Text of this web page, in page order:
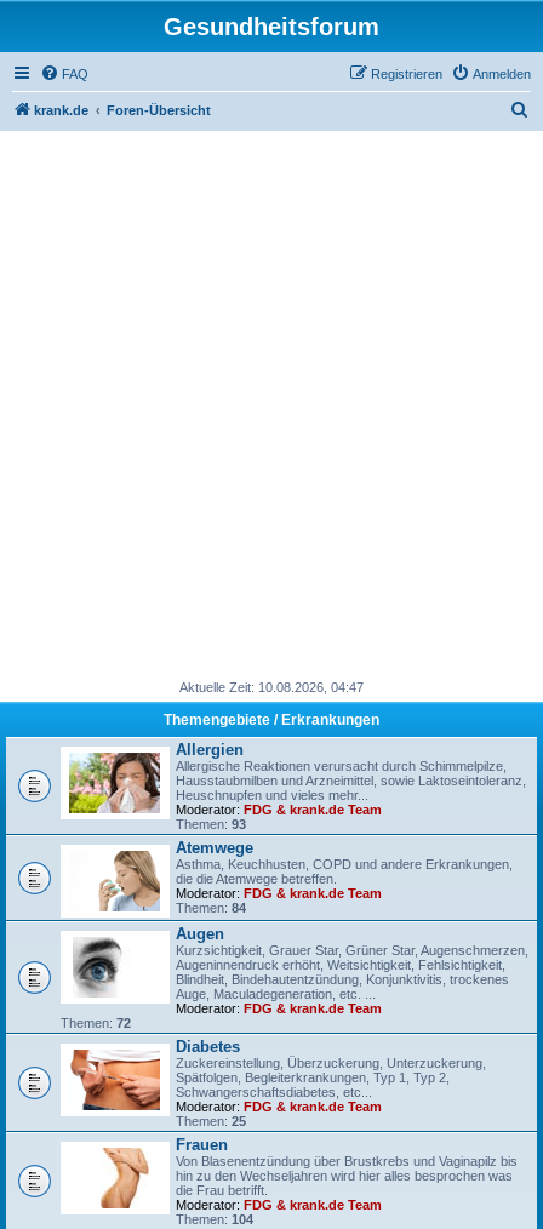
Gesundheitsforum
FAQ Anmelden
Registrieren
krank.de Foren-Übersicht
Aktuelle Zeit: 10.08.2026, 04:47
Themengebiete / Erkrankungen
Allergien
Allergische Reaktionen verursacht durch Schimmelpilze,
Hausstaubmilben und Arzneimittel, sowie Laktoseintoleranz,
Heuschnupfen und vieles mehr...
Moderator: FDG & krank.de Team
Themen: 93
Atemwege
Asthma, Keuchhusten, COPD und andere Erkrankungen,
die die Atemwege betreffen.
Moderator: FDG & krank.de Team
Themen: 84
Augen
Kurzsichtigkeit, Grauer Star, Grüner Star, Augenschmerzen,
Augeninnendruck erhöht, Weitsichtigkeit, Fehlsichtigkeit,
Blindheit, Bindehautentzündung, Konjunktivitis, trockenes
Auge, Maculadegeneration, etc. ...
Moderator: FDG & krank.de Team
Themen: 72
Diabetes
Zuckereinstellung, Überzuckerung, Unterzuckerung,
Spätfolgen, Begleiterkrankungen, Typ 1, Typ 2,
Schwangerschaftsdiabetes, etc...
Moderator: FDG & krank.de Team
Themen: 25
Frauen
Von Blasenentzündung über Brustkrebs und Vaginapilz bis
hin zu den Wechseljahren wird hier alles besprochen was
die Frau betrifft.
Moderator: FDG & krank.de Team
Themen: 104